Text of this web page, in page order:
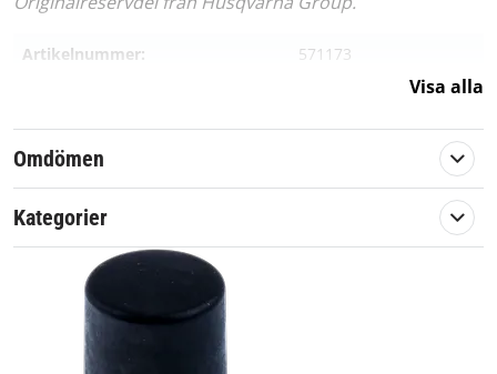
Artikelnummer:
571173
Visa alla
Omdömen
Kategorier